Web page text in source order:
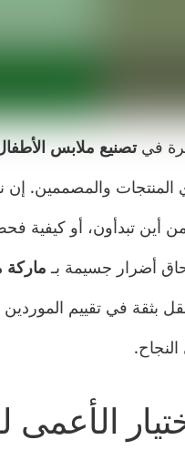
تصنيع ملابس
المنتجات والمصممين.
أين تبدأون، أو كيفية
أضرار جسيمة بـ ماركة
بثقة في تقييم
النجاح.
الأعمى